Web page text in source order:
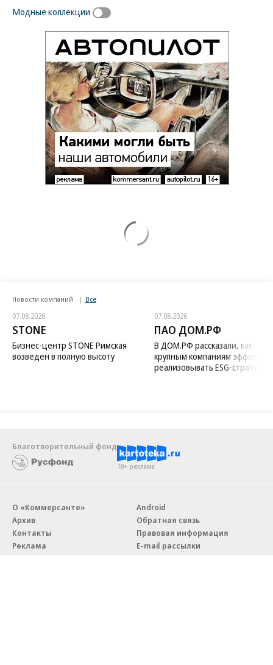
Модные коллекции
Новости компаний Все
07.08.2026
STONE
Бизнес-центр STONE Римская
возведен в полную высоту
07.08.2026
ПАО ДОМ.РФ
В ДОМ.РФ рассказали, как
крупным компаниям
реализовывать ESG-стратегию
Благотворительный фонд
18+ реклама
О «Коммерсанте»
Архив
Контакты
Реклама
Android
Обратная связь
Правовая информация
E-mail рассылки